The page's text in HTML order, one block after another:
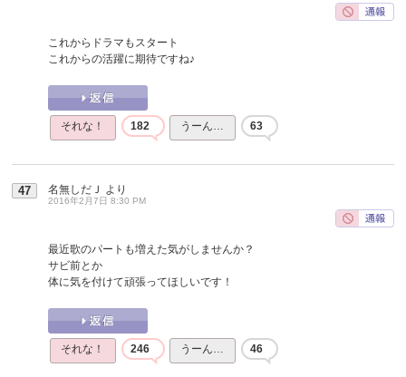
これからドラマもスタート
これからの活躍に期待ですね♪
それな！ 182 うーん… 63
47 名無しだＪ より
2016年2月7日 8:30 PM
最近歌のパートも増えた気がしませんか？
サビ前とか
体に気を付けて頑張ってほしいです！
それな！ 246 うーん… 46